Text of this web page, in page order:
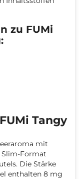
zu FUMi
Tangy
mit
Slim-Format
Die Stärke
enthalten 8 mg